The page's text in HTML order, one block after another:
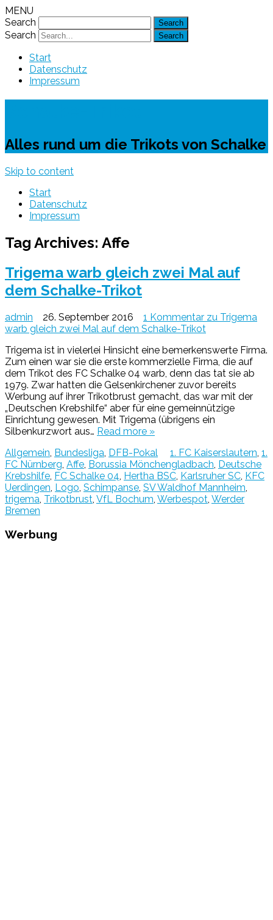
MENU
Search
Search
Start
Datenschutz
Impressum
Alles rund um die Trikots von Schalke
Skip to content
Start
Datenschutz
Impressum
Tag Archives: Affe
Trigema warb gleich zwei Mal auf
dem Schalke-Trikot
admin 26. September 2016 1 Kommentar zu Trigema
warb gleich zwei Mal auf dem Schalke-Trikot
Trigema ist in vielerlei Hinsicht eine bemerkenswerte Firma.
Zum einen war sie die erste kommerzielle Firma, die auf
dem Trikot des FC Schalke 04 warb, denn das tat sie ab
1979. Zwar hatten die Gelsenkirchener zuvor bereits
Werbung auf ihrer Trikotbrust gemacht, das war mit der
„Deutschen Krebshilfe“ aber für eine gemeinnützige
Einrichtung gewesen. Mit Trigema (übrigens ein
Silbenkurzwort aus… Read more »
Allgemein Bundesliga DFB-Pokal 1. FC Kaiserslautern 1.
FC Nürnberg Affe Borussia Mönchengladbach Deutsche
Krebshilfe FC Schalke 04 Hertha BSC Karlsruher SC KFC
Uerdingen Logo Schimpanse SV Waldhof Mannheim
trigema Trikotbrust VfL Bochum Werbespot Werder
Bremen
Werbung